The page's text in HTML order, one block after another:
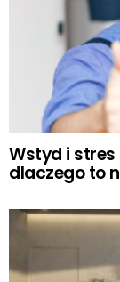
Wstyd i
dlaczego to